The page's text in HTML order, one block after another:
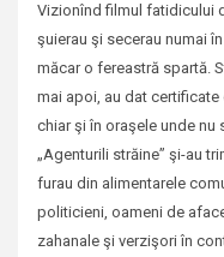
Vizionînd filmul fatidicului
şuierau şi secerau numai
măcar o fereastră spartă.
mai apoi, au dat
chiar şi în oraşele unde
„Agenturili străine” şi-au
furau din alimentarele
politicieni, oameni de
zahanale şi verzişori în